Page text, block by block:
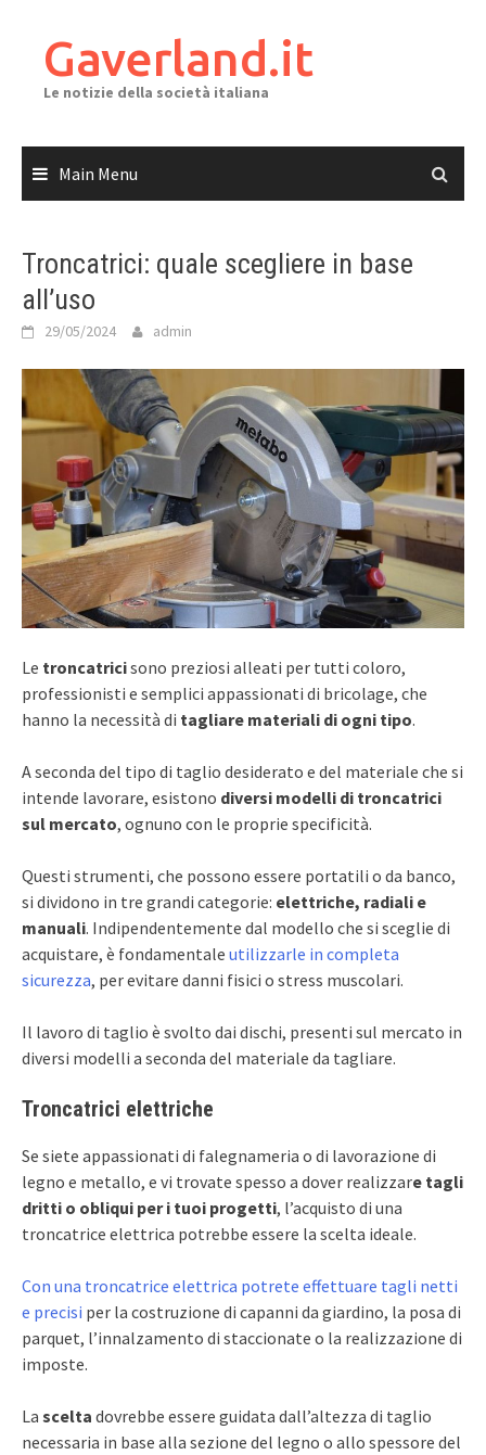
contentGaverland.it
Le notizie della società italiana
Main Menu
Troncatrici: quale scegliere in base
all’uso
29/05/2024 admin
Le troncatricisono preziosi alleati per tutti coloro,
professionisti e semplici appassionati di bricolage, che
hanno la necessità di tagliare materiali di ogni tipo.
A seconda del tipo di taglio desiderato e del materiale che si
intende lavorare, esistono diversi modelli di troncatrici
sul mercato, ognuno con le proprie specificità.
Questi strumenti, che possono essere portatili o da banco,
si dividono in tre grandi categorie: elettriche, radiali e
manuali. Indipendentemente dal modello che si sceglie di
acquistare, è fondamentale utilizzarle in completa
sicurezza, per evitare danni fisici o stress muscolari.
Il lavoro di taglio è svolto dai dischi, presenti sul mercato in
diversi modelli a seconda del materiale da tagliare.
Troncatrici elettriche
Se siete appassionati di falegnameria o di lavorazione di
legno e metallo, e vi trovate spesso a dover realizzare tagli
dritti o obliqui per i tuoi progetti, l’acquisto di una
troncatrice elettrica potrebbe essere la scelta ideale.
Con una troncatrice elettrica potrete effettuare tagli netti
e precisi per la costruzione di capanni da giardino, la posa di
parquet, l’innalzamento di staccionate o la realizzazione di
imposte.
La scelta dovrebbe essere guidata dall’altezza di taglio
necessaria in base alla sezione del legno o allo spessore del